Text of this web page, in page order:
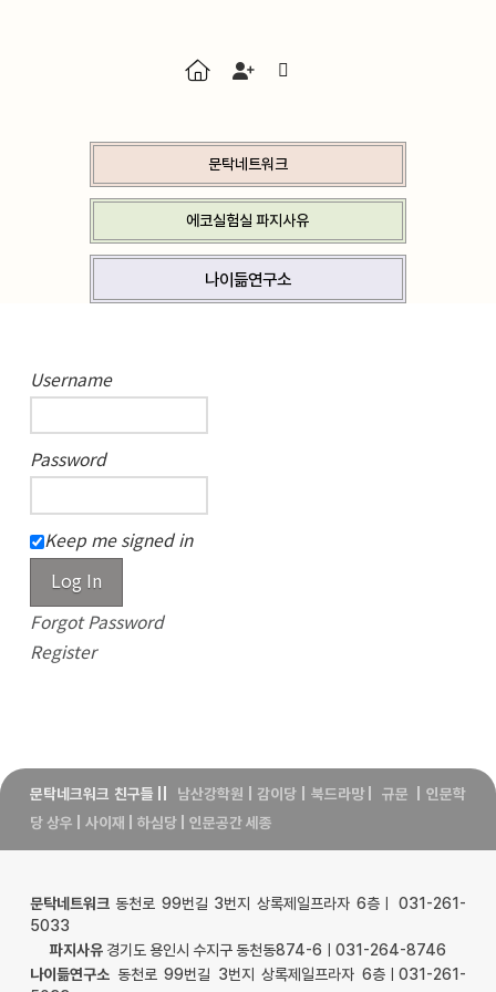
문탁네트워크
에코실험실 파지사유
나이듦연구소
Username
Password
Keep me signed in
Log In
Forgot Password
Register
문탁네크워크 친구들 남산강학원 감이당 북드라망| 규문 |인문학
당 상우
사이재 하심당| 인문공간 세종
문탁네트워크동천로 99번길 3번지 상록제일프라자 6층ㅣ 031-261-
5033
파지사유경기도 용인시 수지구 동천동874-6ㅣ031-264-8746
나이듦연구소동천로 99번길 3번지 상록제일프라자 6층ㅣ031-261-